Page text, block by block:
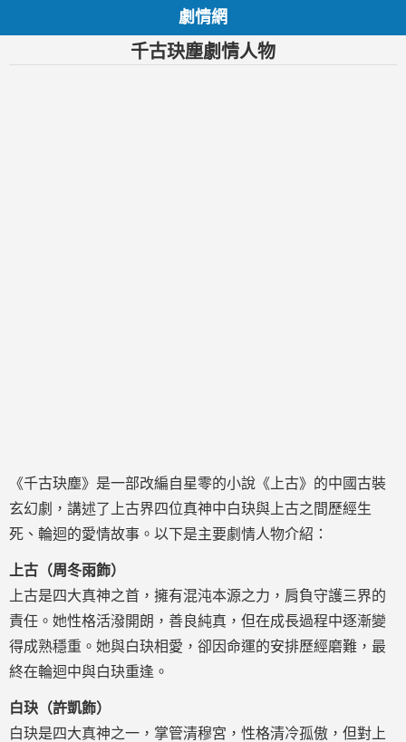
劇情網
千古玦塵劇情人物
《千古玦塵》是一部改編自星零的小說《上古》的中國古裝
玄幻劇，講述了上古界四位真神中白玦與上古之間歷經生
死、輪迴的愛情故事。以下是主要劇情人物介紹：
上古（周冬雨飾）
上古是四大真神之首，擁有混沌本源之力，肩負守護三界的
責任。她性格活潑開朗，善良純真，但在成長過程中逐漸變
得成熟穩重。她與白玦相愛，卻因命運的安排歷經磨難，最
終在輪迴中與白玦重逢。
白玦（許凱飾）
白玦是四大真神之一，掌管清穆宮，性格清冷孤傲，但對上